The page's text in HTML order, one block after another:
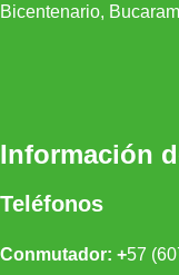
Bicentenario,
Información
Teléfonos
Conmutador: +57